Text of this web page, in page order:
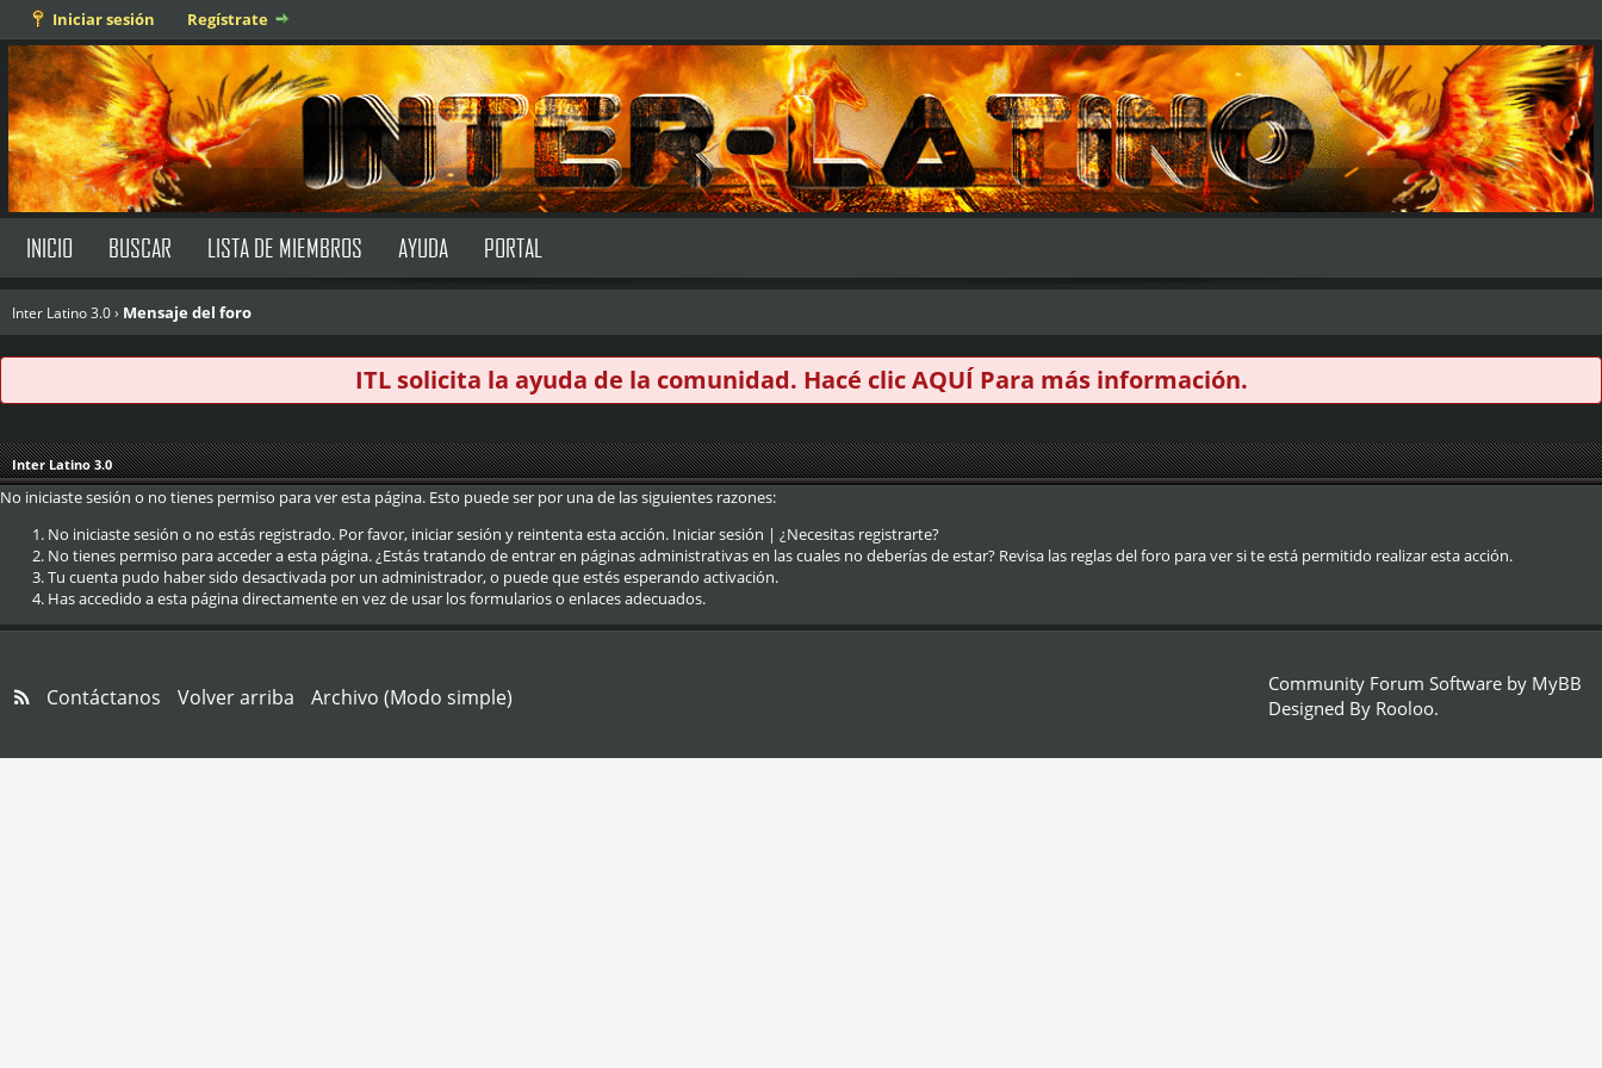
Iniciar sesión Regístrate
INICIO BUSCAR LISTA DE MIEMBROS AYUDA PORTAL
Inter Latino 3.0› Mensaje del foro
ITL solicita la ayuda de la comunidad. Hacé clicAQUÍ Para más información.
Inter Latino 3.0
No iniciaste sesión o no tienes permiso para ver esta página. Esto puede ser por una de las siguientes razones:
No iniciaste sesión o no estás registrado. Por favor, iniciar sesión y reintenta esta acción. Iniciar sesión | ¿Necesitas registrarte?
No tienes permiso para acceder a esta página. ¿Estás tratando de entrar en páginas administrativas en las cuales no deberías de estar? Revisa las reglas del foro para ver si te está permitido realizar esta acción.
Tu cuenta pudo haber sido desactivada por un administrador, o puede que estés esperando activación.
Has accedido a esta página directamente en vez de usar los formularios o enlaces adecuados.
Contáctanos Volver arriba Archivo (Modo simple)
Community Forum Software by MyBB
Designed By Rooloo.